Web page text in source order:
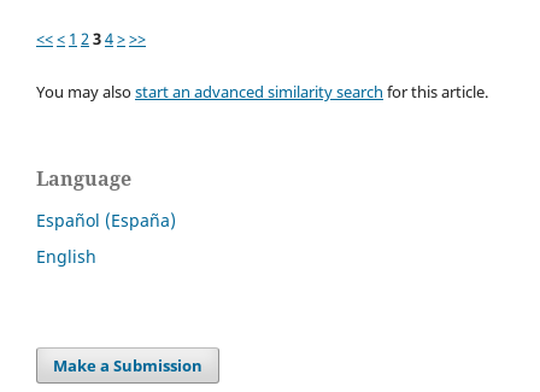
<<< 1 234>>>
You may alsostart an advanced similarity search for this article.
Language
Español (España)
English
Make a Submission